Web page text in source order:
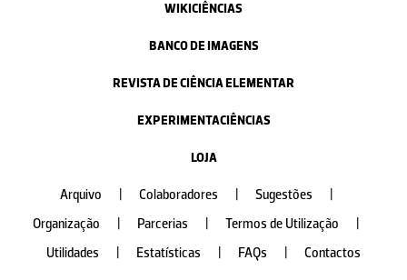
WIKICIÊNCIAS
BANCO DE IMAGENS
REVISTA DE CIÊNCIA ELEMENTAR
EXPERIMENTACIÊNCIAS
LOJA
Arquivo Colaboradores Sugestões
Organização
Parcerias Termos de Utilização
Utilidades
Estatísticas FAQs Contactos